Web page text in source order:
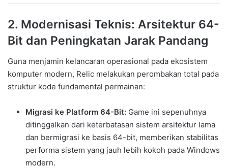
2. Modernisasi Teknis: Arsitektur 64-
Bit dan Peningkatan Jarak Pandang
Guna menjamin kelancaran operasional pada ekosistem
komputer modern, Relic melakukan perombakan total pada
struktur kode fundamental permainan:
Migrasi ke Platform 64-Bit: Game ini sepenuhnya
ditinggalkan dari keterbatasan sistem arsitektur lama
dan bermigrasi ke basis 64-bit, memberikan stabilitas
performa sistem yang jauh lebih kokoh pada Windows
modern.